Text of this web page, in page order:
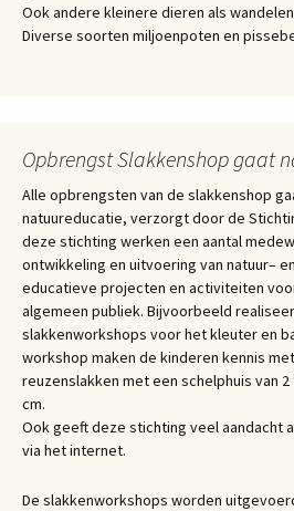
Ook andere kleinere dieren als
Diverse soorten miljoenpoten en
Opbrengst Slakkenshop gaat
Alle opbrengsten van de slakkenshop
natuureducatie, verzorgt door de
deze stichting werken een aantal
ontwikkeling en uitvoering van natuur–
educatieve projecten en activiteiten
algemeen publiek. Bijvoorbeeld
slakkenworkshops voor het kleuter en
workshop maken de kinderen kennis
reuzenslakken met een schelphuis van
cm.
Ook geeft deze stichting veel aandacht
via het internet.
De slakkenworkshops worden